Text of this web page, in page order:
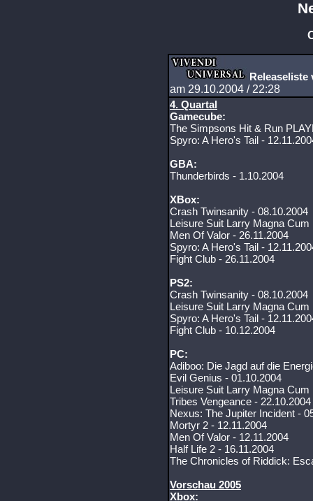
Releaseliste
am 29.10.2004 / 22:28
4. Quartal
Gamecube:
The Simpsons Hit & Run
Spyro: A Hero's Tail -
GBA:
Thunderbirds - 1.10.2004
XBox:
Crash Twinsanity - 08.10.2004
Leisure Suit Larry Magna Cum
Men Of Valor - 26.11.2004
Spyro: A Hero's Tail -
Fight Club - 26.11.2004
PS2:
Crash Twinsanity - 08.10.2004
Leisure Suit Larry Magna Cum
Spyro: A Hero's Tail -
Fight Club - 10.12.2004
PC:
Adiboo: Die Jagd auf die
Evil Genius - 01.10.2004
Leisure Suit Larry Magna Cum
Tribes Vengeance - 22.10.2004
Nexus: The Jupiter Incident -
Mortyr 2 - 12.11.2004
Men Of Valor - 12.11.2004
Half Life 2 - 16.11.2004
The Chronicles of Riddick:
Vorschau 2005
Xbox: